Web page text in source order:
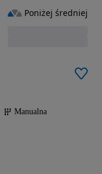
Manualna
Poniżej średniej